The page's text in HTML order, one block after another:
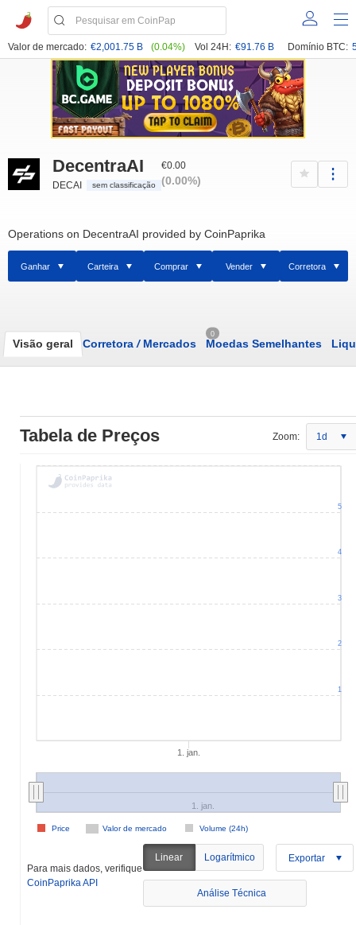
Valor de mercado: €2,001.75 B (0.04%) Vol 24H: €91.76 B Domínio BTC:
DecentraAI
DECAI sem classificação
€0.00
(0.00%)
Operations on DecentraAI provided by CoinPaprika
Ganhar Carteira Comprar Vender Corretora
Visão geral Corretora /Mercados
0
Moedas Semelhantes
Tabela de Preços Zoom: 1d
1. jan.
Valor de mercado Volume (24h)
Price
1. jan.
1
2
3
4
5
Para mais dados, verifique
CoinPaprika API
Linear Logarítmico Exportar
Análise Técnica